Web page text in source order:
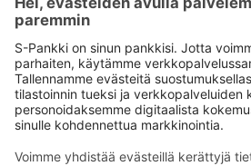
Käyttöehdot